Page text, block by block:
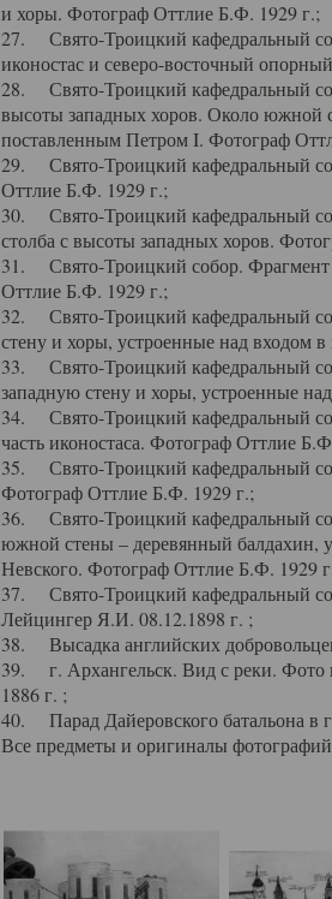
и хоры. Фотограф Оттлие Б.Ф. 1929 г.;
27. Свято-Троицкий кафедральный
иконостас и северо-восточный
28. Свято-Троицкий кафедральный
высоты западных хоров. Около южной
поставленным Петром I. Фотограф
29. Свято-Троицкий кафедральный
Оттлие Б.Ф. 1929 г.;
30. Свято-Троицкий кафедральный
столба с высоты западных хоров.
31. Свято-Троицкий собор. Фрагмент
Оттлие Б.Ф. 1929 г.;
32. Свято-Троицкий кафедральный
стену и хоры, устроенные над входом
33. Свято-Троицкий кафедральный
западную стену и хоры, устроенные
34. Свято-Троицкий кафедральный
часть иконостаса. Фотограф Оттлие
35. Свято-Троицкий кафедральный
Фотограф Оттлие Б.Ф. 1929 г.;
36. Свято-Троицкий кафедральный
южной стены – деревянный балдахин,
Невского. Фотограф Оттлие Б.Ф. 1929
37. Свято-Троицкий кафедральный
Лейцингер Я.И. 08.12.1898 г. ;
38. Высадка английских
39. г. Архангельск. Вид с реки. Фото
1886 г. ;
40. Парад Дайеровского батальона в
Все предметы и оригиналы фотографий